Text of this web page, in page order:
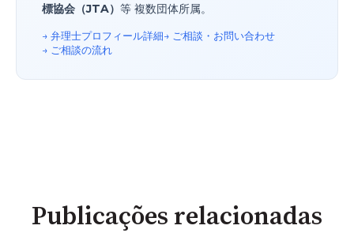
標協会（JTA） 等 複数団体所属。
→ 弁理士プロフィール詳細→ ご相談・お問い合わせ
→ ご相談の流れ
Publicações relacionadas